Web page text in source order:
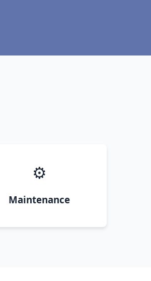
⚙️
Maintenance